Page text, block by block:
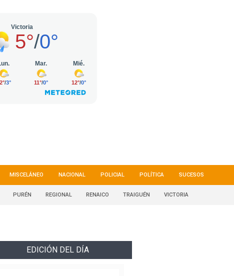
MISCELÁNEO NACIONAL POLICIAL POLÍTICA SUCESOS
PURÉN REGIONAL RENAICO TRAIGUÉN VICTORIA
EDICIÓN DEL DÍA